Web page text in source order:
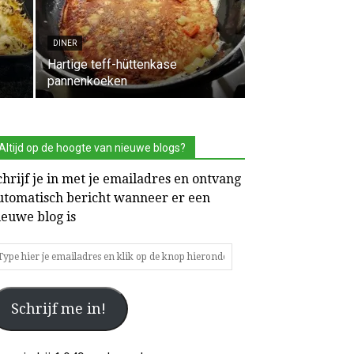
DINER
Hartige teff-hüttenkase
pannenkoeken
op de hoogte van nieuwe blogs?
je in met je emailadres en ontvang
bericht wanneer er een
blog is
Schrijf me in!